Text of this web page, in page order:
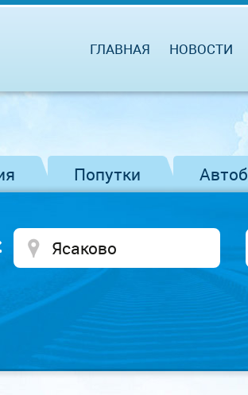
ГЛАВНАЯ НОВОСТИ
Попутки